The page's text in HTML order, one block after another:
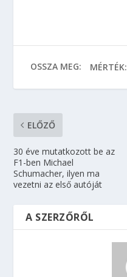
OSSZA MEG: MÉRTÉK:
ELŐZŐ
30 éve mutatkozott be az
F1-ben Michael
Schumacher, ilyen ma
vezetni az első autóját
A SZERZŐRŐL